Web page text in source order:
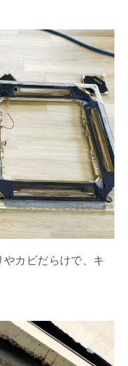
カビだらけで、キ